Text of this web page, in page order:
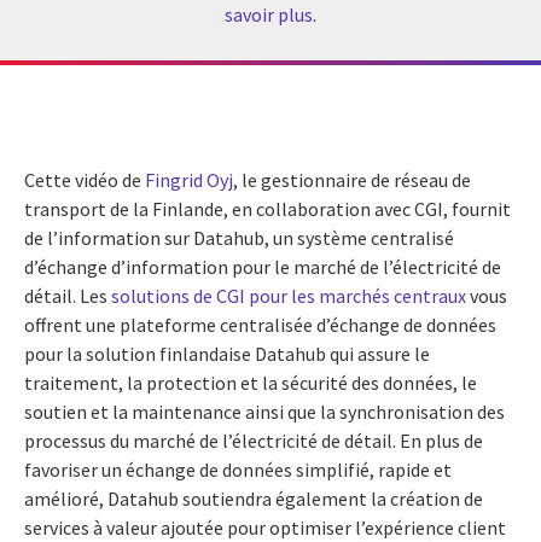
savoir plus.
Cette vidéo de Fingrid Oyj, le gestionnaire de réseau de
transport de la Finlande, en collaboration avec CGI, fournit
de l’information sur Datahub, un système centralisé
d’échange d’information pour le marché de l’électricité de
détail. Les solutions de CGI pour les marchés centrauxvous
offrent une plateforme centralisée d’échange de données
pour la solution finlandaise Datahub qui assure le
traitement, la protection et la sécurité des données, le
soutien et la maintenance ainsi que la synchronisation des
processus du marché de l’électricité de détail. En plus de
favoriser un échange de données simplifié, rapide et
amélioré, Datahub soutiendra également la création de
services à valeur ajoutée pour optimiser l’expérience client